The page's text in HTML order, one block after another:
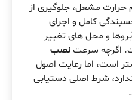
حرارت مشعل، جلوگیری از
کامل و اجرای
و محل های تغییر
اگرچه سرعتنصب
است، اما رعایت اصول
شرط اصلی دستیابی